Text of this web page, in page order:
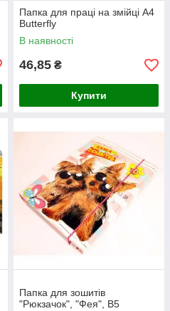
Папка для праці на змійці А4
Butterfly
В наявності
46,85 ₴
Купити
Папка для зошитів
"Рюкзачок", "Фея", В5